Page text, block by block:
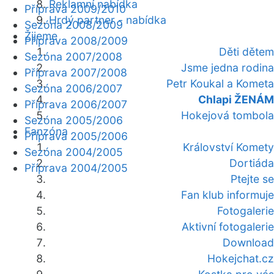
Reklamní nabídka
Hrdý partner - nabídka
Žijeme
Děti dětem
Jsme jedna rodina
Petr Koukal a Kometa
Chlapi ŽENÁM
Hokejová tombola
Fanzóna
Království Komety
Dortiáda
Ptejte se
Fan klub informuje
Fotogalerie
Aktivní fotogalerie
Download
Hokejchat.cz
Příprava 2009/2010
Sezóna 2008/2009
Příprava 2008/2009
Sezóna 2007/2008
Příprava 2007/2008
Sezóna 2006/2007
Příprava 2006/2007
Sezóna 2005/2006
Příprava 2005/2006
Sezóna 2004/2005
Příprava 2004/2005